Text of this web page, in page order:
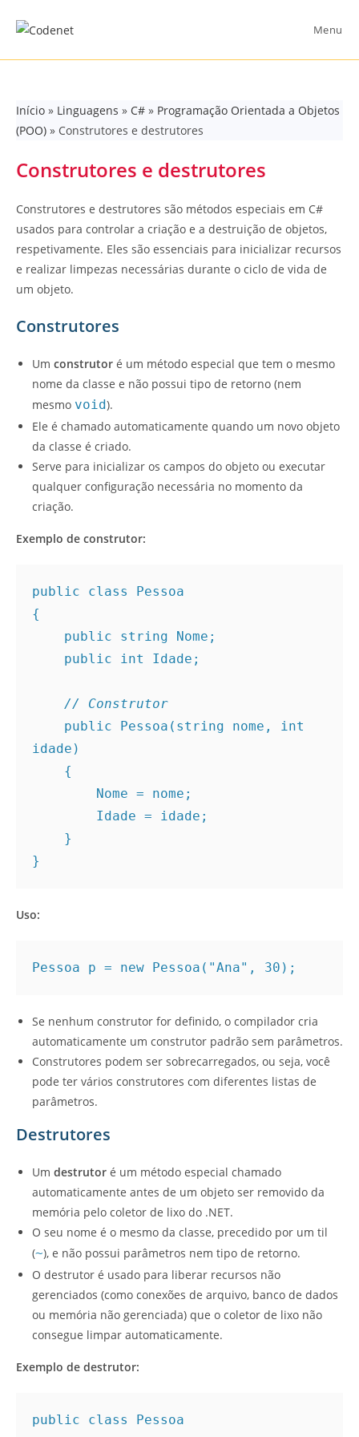
Menu
Início » Linguagens » C# » Programação Orientada a Objetos
(POO) » Construtores e destrutores
Construtores e destrutores
Construtores e destrutores são métodos especiais em C#
usados para controlar a criação e a destruição de objetos,
respetivamente. Eles são essenciais para inicializar recursos
e realizar limpezas necessárias durante o ciclo de vida de
um objeto.
Construtores
Um construtor é um método especial que tem o mesmo
nome da classe e não possui tipo de retorno (nem
mesmo void).
Ele é chamado automaticamente quando um novo objeto
da classe é criado.
Serve para inicializar os campos do objeto ou executar
qualquer configuração necessária no momento da
criação.
Exemplo de construtor:
public class Pessoa
{
    public string Nome;
    public int Idade;
// Construtor
idade)
    {
        Nome = nome;
        Idade = idade;
    }
}
Uso:
Pessoa p = new Pessoa("Ana", 30);
Se nenhum construtor for definido, o compilador cria
automaticamente um construtor padrão sem parâmetros.
Construtores podem ser sobrecarregados, ou seja, você
pode ter vários construtores com diferentes listas de
parâmetros.
Destrutores
Um destrutor é um método especial chamado
automaticamente antes de um objeto ser removido da
memória pelo coletor de lixo do .NET.
O seu nome é o mesmo da classe, precedido por um til
(~), e não possui parâmetros nem tipo de retorno.
O destrutor é usado para liberar recursos não
gerenciados (como conexões de arquivo, banco de dados
ou memória não gerenciada) que o coletor de lixo não
consegue limpar automaticamente.
Exemplo de destrutor:
public class Pessoa